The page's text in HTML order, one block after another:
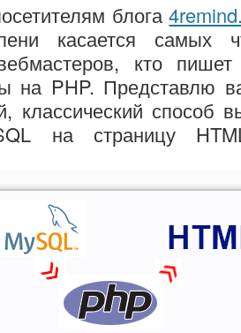
блога
касается самых
кто
на PHP. Представлю
классический способ
на страницу